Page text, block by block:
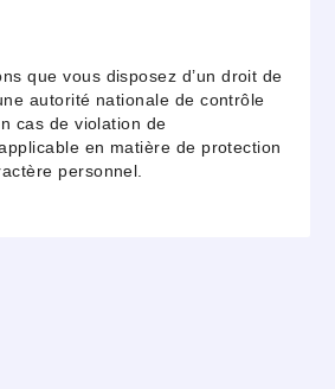
que vous disposez d’un droit de
autorité nationale de contrôle
cas de violation de
en matière de protection
personnel.